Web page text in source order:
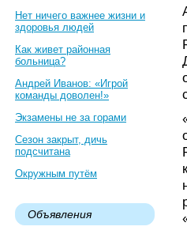
Нет ничего важнее жизни и
здоровья людей
Как живет районная
больница?
Андрей Иванов: «Игрой
команды доволен!»
Экзамены не за горами
Сезон закрыт, дичь
подсчитана
Окружным путём
Объявления